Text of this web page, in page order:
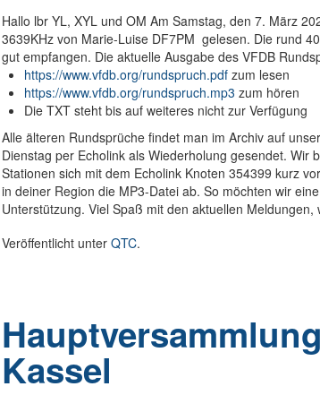
Hallo lbr YL, XYL und OM Am Samstag, den 7. März
3639KHz von Marie-Luise DF7PM gelesen. Die rund
gut empfangen. Die aktuelle Ausgabe des VFDB
https://www.vfdb.org/rundspruch.pdf zum lesen
https://www.vfdb.org/rundspruch.mp3 zum hören
Die TXT steht bis auf weiteres nicht zur Verfügung
Alle älteren Rundsprüche findet man im Archiv auf
Dienstag per Echolink als Wiederholung gesendet.
Stationen sich mit dem Echolink Knoten 354399 kurz
in deiner Region die MP3-Datei ab. So möchten wir
Unterstützung. Viel Spaß mit den aktuellen
Veröffentlicht unter QTC.
Kassel